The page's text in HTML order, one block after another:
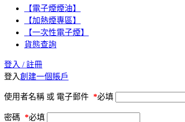
【電子煙煙油】
【加熱煙專區】
【一次性電子煙】
貨態查詢
登入 / 註冊
登入創建一個賬戶
使用者名稱 或 電子郵件 *必填
密碼 *必填